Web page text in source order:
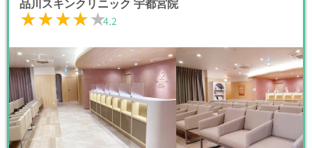
品川スキンクリニック 宇都宮院
★★★★★
★★★★★4.2